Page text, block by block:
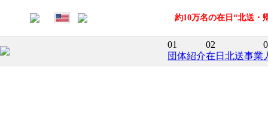
約10万名の在日“北送・
01
団体紹介
02
在日北送事業